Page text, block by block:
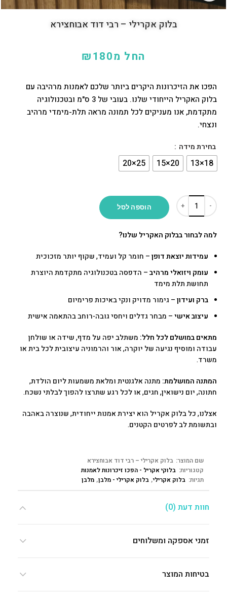
בלוק אקרילי – רבי דוד אבוחצירא
החל מ ₪180
הפכו את הזיכרונות היקרים ביותר שלכם לאמנות מרהיבה עם
בלוק האקריל הייחודי שלנו. בעובי של 3 ס"מ ובטכנולוגיה
מתקדמת, אנו מעניקים לכל תמונה מראה תלת-מימדי מרהיב
ונצחי.
בחירת מידה
הוספה לסל
למה לבחור בבלוק האקריל שלנו?
עמידות יוצאת דופן– חומר קל ועמיד, שקוף יותר מזכוכית
עומק ויזואלי מרהיב– הדפסה בטכנולוגיה מתקדמת היוצרת
תחושת תלת מימד
ברק ועידון– גימור מדויק ונקי באיכות פרימיום
עיצוב אישי– מבחר גדלים ויחסי גובה-רוחב בהתאמה אישית
מתאים במושלם לכל חלל: משתלב יפה על מדף, שידה או שולחן
עבודה ומוסיף נגיעה של יוקרה, אור והרמוניה עיצובית לכל בית או
משרד.
המתנה המושלמת: מתנה אלגנטית ומלאת משמעות ליום הולדת,
חתונה, יום נישואין, חגים, או לכל רגע שתרצו להפוך לבלתי נשכח.
אצלנו, כל בלוק אקריל הוא יצירת אמנות ייחודית, שנוצרה באהבה
ובתשומת לב לפרטים הקטנים.
שם המוצר: בלוק אקרילי – רבי דוד אבוחצירא
קטגוריות: בלוקי אקריל - הפכו זיכרונות לאמנות
תגיות: בלוק אקרילי, בלוק אקרילי - מלבן, מלבן
חוות דעת (0)
זמני אספקה ומשלוחים
בטיחות המוצר